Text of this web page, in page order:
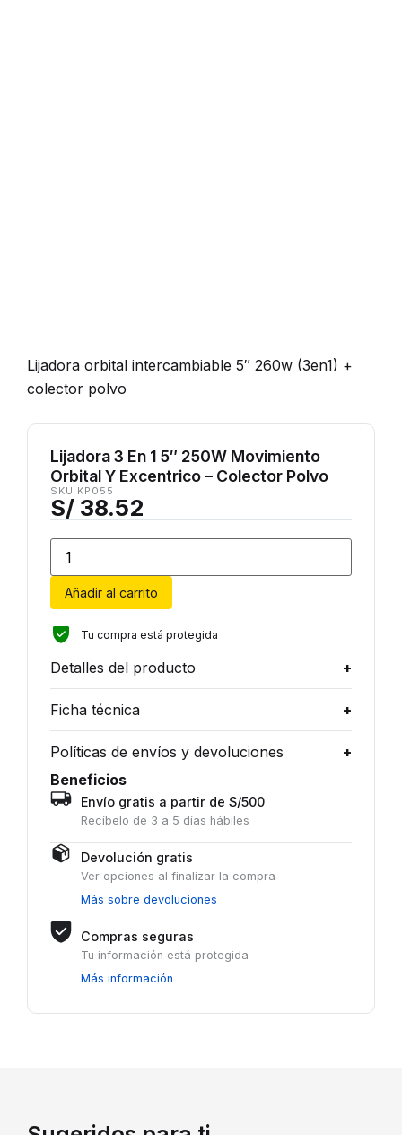
Lijadora orbital intercambiable 5″ 260w (3en1) +
colector polvo
Lijadora 3 En 1 5″ 250W Movimiento
Orbital Y Excentrico – Colector Polvo
SKU KP055
S/ 38.52
Añadir al carrito
Tu compra está protegida
Detalles del producto
Ficha técnica
Políticas de envíos y devoluciones
Beneficios
Envío gratis a partir de S/500
Recíbelo de 3 a 5 días hábiles
Devolución gratis
Ver opciones al finalizar la compra
Más sobre devoluciones
Compras seguras
Tu información está protegida
Más información